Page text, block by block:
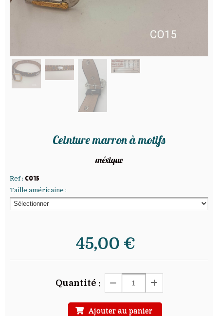
Ceinture marron à motifs
méxique
Ref : C015
Taille américaine :
45,00 €
Quantité :
Ajouter au panier